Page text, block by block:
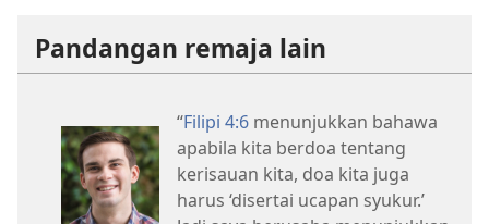
Pandangan remaja lain
“Filipi 4:6 menunjukkan bahawa
apabila kita berdoa tentang
kerisauan kita, doa kita juga
harus ‘disertai ucapan syukur.’